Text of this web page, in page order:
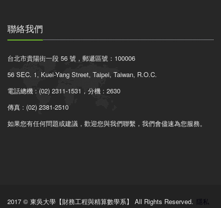
聯絡我們
台北市貴陽街一段 56 號，郵遞區號：100006
56 SEC. 1, Kuei-Yang Street, Taipei, Taiwan, R.O.C.
電話總機 : (02) 2311-1531，分機 : 2630
傳真 : (02) 2381-2510
如果您有任何問題或建議，歡迎您與我們聯繫，我們會儘速為您服務。
2017 © 東吳大學【財務工程與精算數學系】 All Rights Reserved. 隱私